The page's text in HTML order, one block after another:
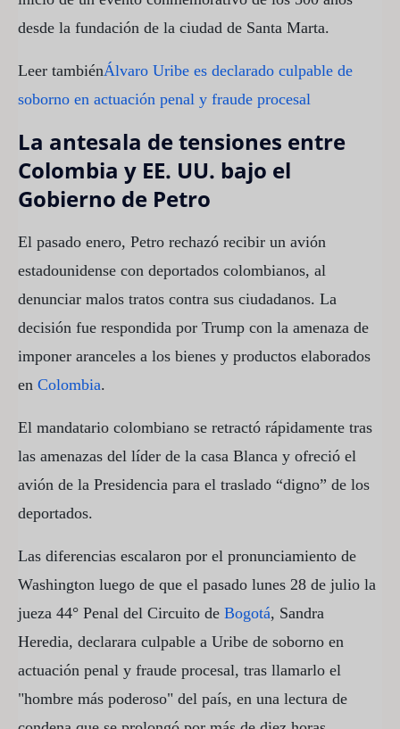
desde la fundación de la ciudad de Santa Marta.
Leer tambiénÁlvaro Uribe es declarado culpable de
soborno en actuación penal y fraude procesal
La antesala de tensiones entre
Colombia y EE. UU. bajo el
Gobierno de Petro
El pasado enero, Petro rechazó recibir un avión
estadounidense con deportados colombianos, al
denunciar malos tratos contra sus ciudadanos. La
decisión fue respondida por Trump con la amenaza de
imponer aranceles a los bienes y productos elaborados
en Colombia.
El mandatario colombiano se retractó rápidamente tras
las amenazas del líder de la casa Blanca y ofreció el
avión de la Presidencia para el traslado “digno” de los
deportados.
Las diferencias escalaron por el pronunciamiento de
Washington luego de que el pasado lunes 28 de julio la
jueza 44° Penal del Circuito de Bogotá, Sandra
Heredia, declarara culpable a Uribe de soborno en
actuación penal y fraude procesal, tras llamarlo el
"hombre más poderoso" del país, en una lectura de